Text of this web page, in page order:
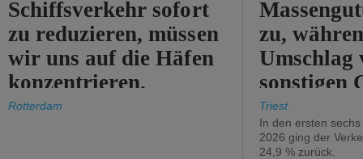
Schiffsverkehr sofort
zu reduzieren, müssen
wir uns auf die Häfen
konzentrieren.
Rotterdam
zu,
Umschlag
sonstigen
abnimmt.
Triest
In den ersten
2026 ging der
24,9 % zurück.